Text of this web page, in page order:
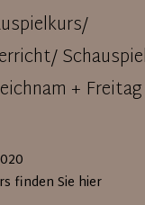
+
finden Sie hier